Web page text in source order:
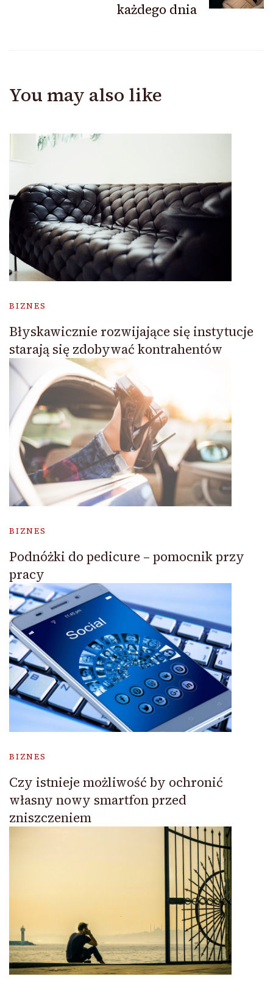
każdego dnia
You may also like
BIZNES
Błyskawicznie rozwijające się instytucje
starają się zdobywać kontrahentów
BIZNES
Podnóżki do pedicure – pomocnik przy
pracy
BIZNES
Czy istnieje możliwość by ochronić
własny nowy smartfon przed
zniszczeniem